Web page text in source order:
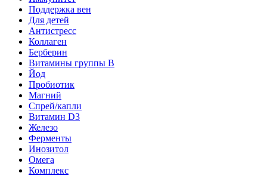
Поддержка вен
Для детей
Антистресс
Коллаген
Берберин
Витамины группы B
Йод
Пробиотик
Магний
Спрей/капли
Витамин D3
Железо
Ферменты
Инозитол
Омега
Комплекс